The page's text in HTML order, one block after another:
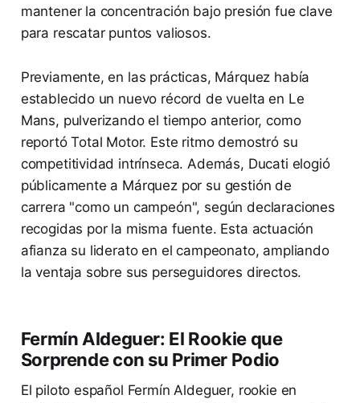
mantener la concentración bajo presión fue clave
para rescatar puntos valiosos.
Previamente, en las prácticas, Márquez había
establecido un nuevo récord de vuelta en Le
Mans, pulverizando el tiempo anterior, como
reportó Total Motor. Este ritmo demostró su
competitividad intrínseca. Además, Ducati elogió
públicamente a Márquez por su gestión de
carrera "como un campeón", según declaraciones
recogidas por la misma fuente. Esta actuación
afianza su liderato en el campeonato, ampliando
la ventaja sobre sus perseguidores directos.
Fermín Aldeguer: El Rookie que
Sorprende con su Primer Podio
El piloto español Fermín Aldeguer, rookie en